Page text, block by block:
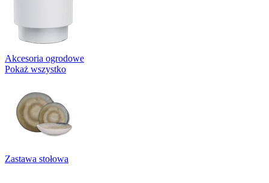
Akcesoria ogrodowe
Pokaż wszystko
Zastawa stołowa